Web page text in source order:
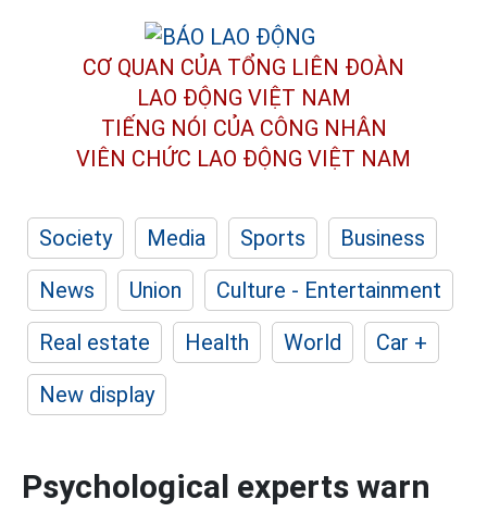
CƠ QUAN CỦA TỔNG LIÊN ĐOÀN
LAO ĐỘNG VIỆT NAM
TIẾNG NÓI CỦA CÔNG NHÂN
VIÊN CHỨC LAO ĐỘNG VIỆT NAM
Society Media Sports
Business
News
Union
Culture - Entertainment
Real estate
Health World
Car +
New display
Psychological experts warn